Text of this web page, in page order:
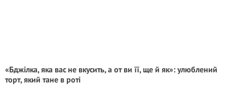
«Бджілка, яка вас не вкусить, а от ви її, ще й як»: улюблений
торт, який тане в роті